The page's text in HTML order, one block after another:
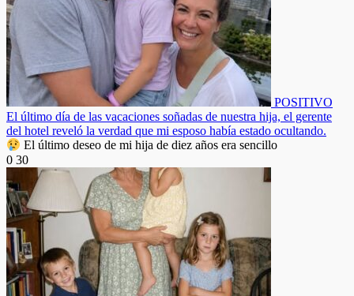
POSITIVO
El último día de las vacaciones soñadas de nuestra hija, el gerente
del hotel reveló la verdad que mi esposo había estado ocultando.
El último deseo de mi hija de diez años era sencillo
0 30